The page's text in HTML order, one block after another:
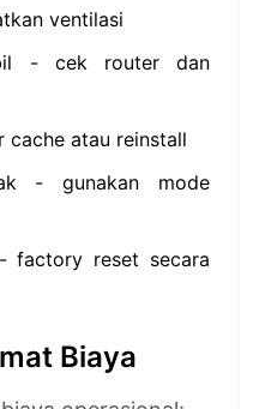
ventilasi
- cek router dan
cache atau reinstall
- gunakan mode
factory reset secara
Biaya